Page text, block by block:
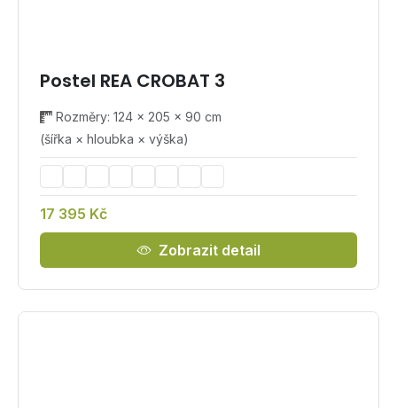
Postel REA CROBAT 3
Rozměry: 124 × 205 × 90 cm
(šířka × hloubka × výška)
17 395 Kč
Zobrazit detail